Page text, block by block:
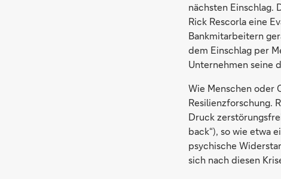
nächsten Einschlag.
Rick Rescorla eine
Bankmitarbeitern
dem Einschlag per
Unternehmen seine
Wie Menschen oder
Resilienzforschung.
Druck
back“), so wie etwa
psychische
sich nach diesen